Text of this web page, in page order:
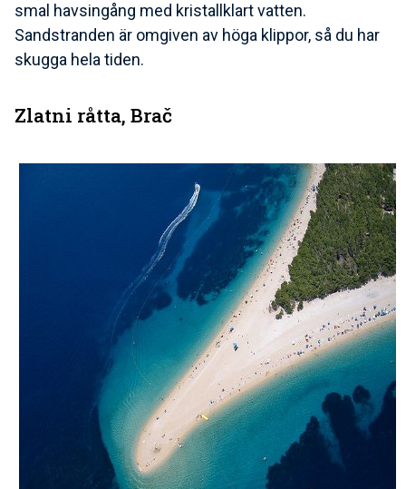
smal havsingång med kristallklart vatten.
Sandstranden är omgiven av höga klippor, så du har
skugga hela tiden.
Zlatni råtta, Brač